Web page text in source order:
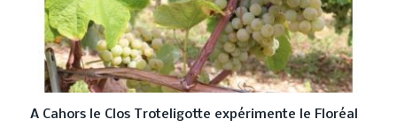
A Cahors le Clos Troteligotte expérimente le Floréal